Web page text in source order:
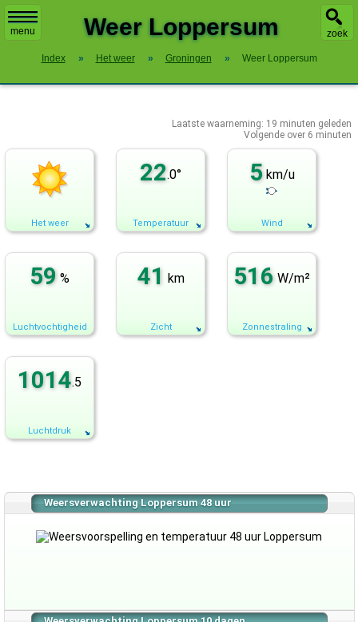
menu zoek
Weer Loppersum
Index » Het weer » Groningen » Weer Loppersum
Laatste waarneming: 19 minuten geleden
Volgende over 6 minuten
Het weer
22.0°
Temperatuur
5 km/u
Wind
59 %
Luchtvochtigheid
41 km
Zicht
516 W/m²
Zonnestraling
1014.5
Luchtdruk
Weersverwachting Loppersum 48 uur